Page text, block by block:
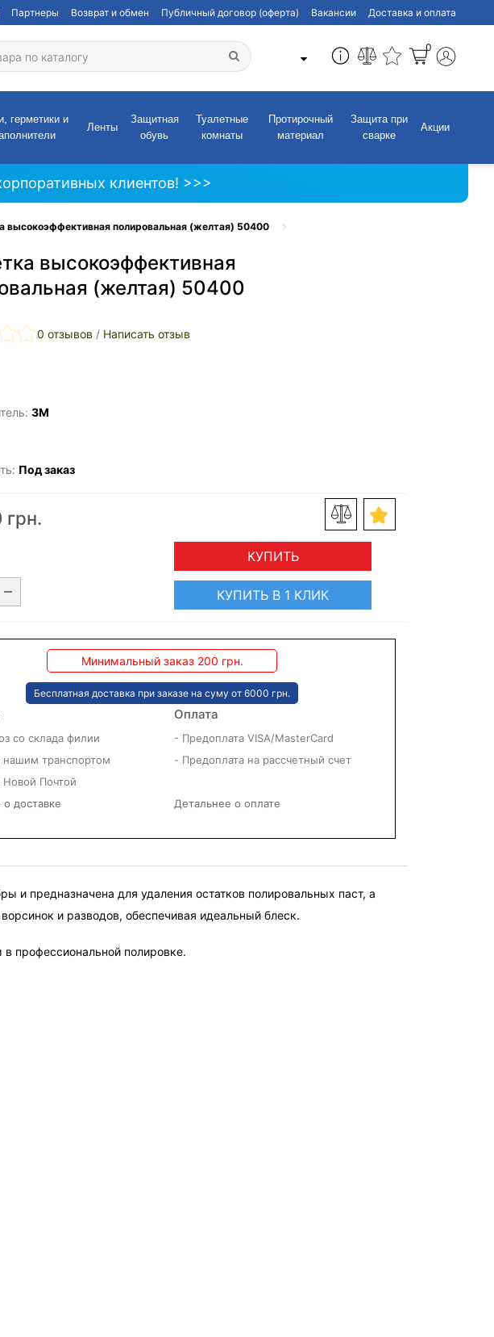
Партнеры Возврат и обмен Публичный договор (оферта) Вакансии Доставка и оплата
0
герметики и
Ленты
Защитная
обувь
Туалетные
комнаты
Протирочный
материал
Защита при
сварке
Акции
клиентов! >>>
высокоэффективная полировальная (желтая) 50400
высокоэффективная
(желтая) 50400
0 отзывов / Написать отзыв
3M
Под заказ
КУПИТЬ
КУПИТЬ В 1 КЛИК
Минимальный заказ 200 грн.
Бесплатная доставка при заказе на суму от 6000 грн.
со склада филии
нашим транспортом
Новой Почтой
доставке
Оплата
- Предоплата VISA/MasterCard
- Предоплата на рассчетный счет
Детальнее о оплате
и предназначена для удаления остатков полировальных паст, а
и разводов, обеспечивая идеальный блеск.
профессиональной полировке.